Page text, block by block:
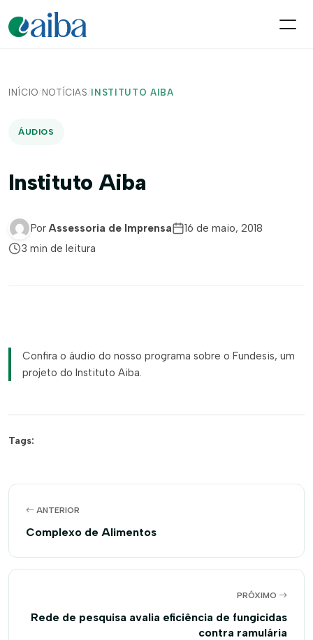
INÍCIO/ NOTÍCIAS / INSTITUTO AIBA
ÁUDIOS
Instituto Aiba
Por Assessoria de Imprensa
16 de maio, 2018
3 min de leitura
Confira o áudio do nosso programa sobre o Fundesis, um
projeto do Instituto Aiba.
Tags:
ANTERIOR
Complexo de Alimentos
PRÓXIMO
Rede de pesquisa avalia eficiência de fungicidas
contra ramulária